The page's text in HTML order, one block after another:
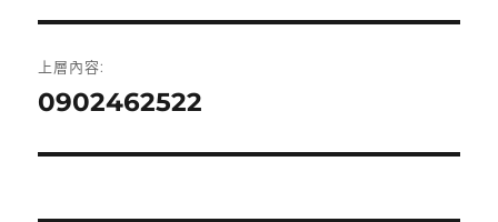
章
上層內容:
0902462522